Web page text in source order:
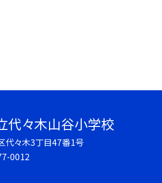
代々木山谷小学校
代々木3丁目47番1号
0012